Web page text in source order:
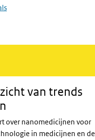
van trends
over nanomedicijnen voor
in medicijnen en de